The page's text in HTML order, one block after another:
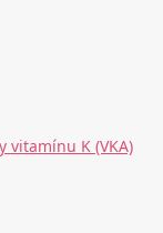
vitamínu K (VKA)